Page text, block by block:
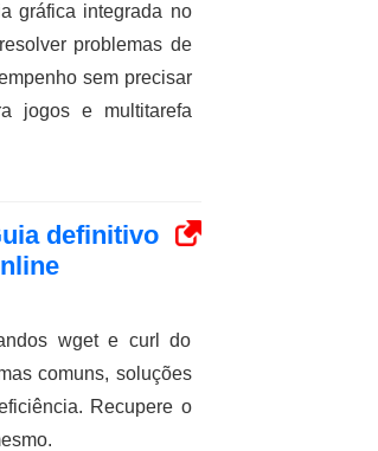
gráfica integrada no
problemas de
sem precisar
jogos e multitarefa
definitivo
wget e curl do
comuns, soluções
Recupere o